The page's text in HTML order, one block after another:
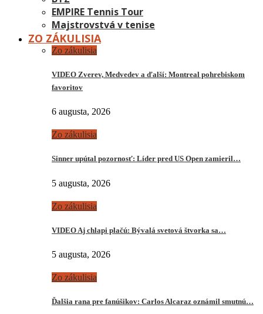
EMPIRE Tennis Tour
Majstrovstvá v tenise
ZO ZÁKULISIA
Zo zákulisia
VIDEO Zverev, Medvedev a ďalší: Montreal pohrebiskom
favoritov
6 augusta, 2026
Zo zákulisia
Sinner upútal pozornosť: Líder pred US Open zamieril…
5 augusta, 2026
Zo zákulisia
VIDEO Aj chlapi plačú: Bývalá svetová štvorka sa…
5 augusta, 2026
Zo zákulisia
Ďalšia rana pre fanúšikov: Carlos Alcaraz oznámil smutnú…